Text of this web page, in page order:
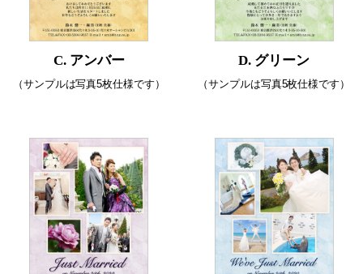
C. アンバー
（サンプルは写真5枚仕様です）
D. グリーン
（サンプルは写真5枚仕様です）